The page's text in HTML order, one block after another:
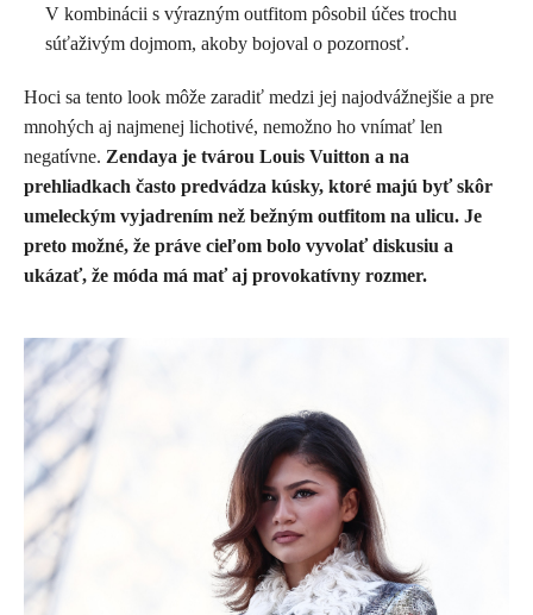
V kombinácii s výrazným outfitom pôsobil účes trochu
súťaživým dojmom, akoby bojoval o pozornosť.
Hoci sa tento look môže zaradiť medzi jej najodvážnejšie a pre
mnohých aj najmenej lichotivé, nemožno ho vnímať len
negatívne. Zendaya je tvárou Louis Vuitton a na
prehliadkach často predvádza kúsky, ktoré majú byť skôr
umeleckým vyjadrením než bežným outfitom na ulicu. Je
preto možné, že práve cieľom bolo vyvolať diskusiu a
ukázať, že móda má mať aj provokatívny rozmer.